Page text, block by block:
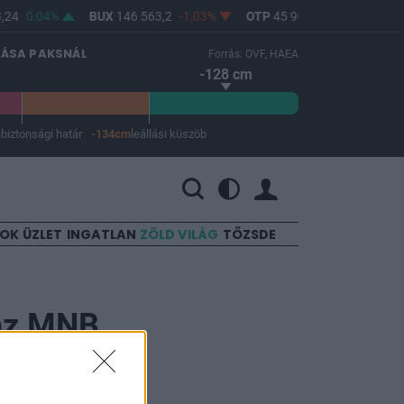
0,04% BUX146 563,2 -1,03% OTP 45 900
PAKSNÁL Forrás: OVF, HAEA
-128 cm
biztonsági határ -134cm leállási küszöb
ÜZLET INGATLAN ZÖLD VILÁG TŐZSDE
MNB